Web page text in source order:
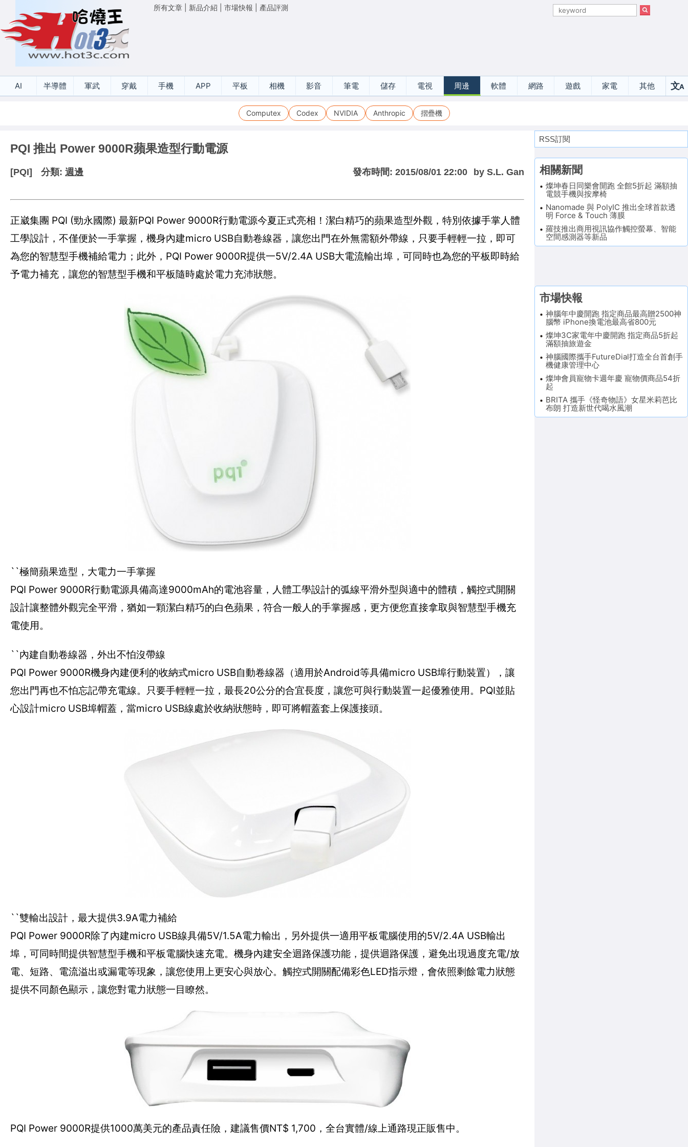
所有文章 新品介紹 市場快報 產品評測
AI 半導體 軍武 穿戴 手機 APP 平板 相機 影音 筆電 儲存 電視 周邊 軟體 網路 遊戲 家電 其他 文A
Computex Codex NVIDIA Anthropic 摺疊機
PQI 推出 Power 9000R蘋果造型行動電源
[PQI] 分類: 週邊 發布時間: 2015/08/01 22:00 by S.L. Gan
正崴集團 PQI (勁永國際) 最新PQI Power 9000R行動電源今夏正式亮相！潔白精巧的蘋果造型外觀，特別依據手掌人體
工學設計，不僅便於一手掌握，機身內建micro USB自動卷線器，讓您出門在外無需額外帶線，只要手輕輕一拉，即可
為您的智慧型手機補給電力；此外，PQI Power 9000R提供一5V/2.4A USB大電流輸出埠，可同時也為您的平板即時給
予電力補充，讓您的智慧型手機和平板隨時處於電力充沛狀態。
``極簡蘋果造型，大電力一手掌握
PQI Power 9000R行動電源具備高達9000mAh的電池容量，人體工學設計的弧線平滑外型與適中的體積，觸控式開關
設計讓整體外觀完全平滑，猶如一顆潔白精巧的白色蘋果，符合一般人的手掌握感，更方便您直接拿取與智慧型手機充
電使用。
``內建自動卷線器，外出不怕沒帶線
PQI Power 9000R機身內建便利的收納式micro USB自動卷線器（適用於Android等具備micro USB埠行動裝置），讓
您出門再也不怕忘記帶充電線。只要手輕輕一拉，最長20公分的合宜長度，讓您可與行動裝置一起優雅使用。PQI並貼
心設計micro USB埠帽蓋，當micro USB線處於收納狀態時，即可將帽蓋套上保護接頭。
``雙輸出設計，最大提供3.9A電力補給
PQI Power 9000R除了內建micro USB線具備5V/1.5A電力輸出，另外提供一適用平板電腦使用的5V/2.4A USB輸出
埠，可同時間提供智慧型手機和平板電腦快速充電。機身內建安全迴路保護功能，提供迴路保護，避免出現過度充電/放
電、短路、電流溢出或漏電等現象，讓您使用上更安心與放心。觸控式開關配備彩色LED指示燈，會依照剩餘電力狀態
提供不同顏色顯示，讓您對電力狀態一目瞭然。
PQI Power 9000R提供1000萬美元的產品責任險，建議售價NT$ 1,700，全台實體/線上通路現正販售中。
RSS訂閱
相關新聞
燦坤春日同樂會開跑 全館5折起 滿額抽
電競手機與按摩椅
Nanomade 與 PolyIC 推出全球首款透
明 Force & Touch 薄膜
羅技推出商用視訊協作觸控螢幕、智能
空間感測器等新品
市場快報
神腦年中慶開跑 指定商品最高贈2500神
腦幣 iPhone換電池最高省800元
燦坤3C家電年中慶開跑 指定商品5折起
滿額抽旅遊金
神腦國際攜手FutureDial打造全台首創手
機健康管理中心
燦坤會員寵物卡週年慶 寵物價商品54折
起
BRITA 攜手《怪奇物語》女星米莉芭比
布朗 打造新世代喝水風潮